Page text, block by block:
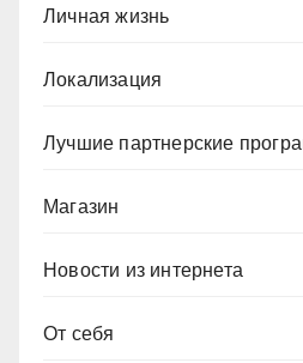
Личная жизнь
Локализация
Лучшие партнерские
Магазин
Новости из интернета
От себя